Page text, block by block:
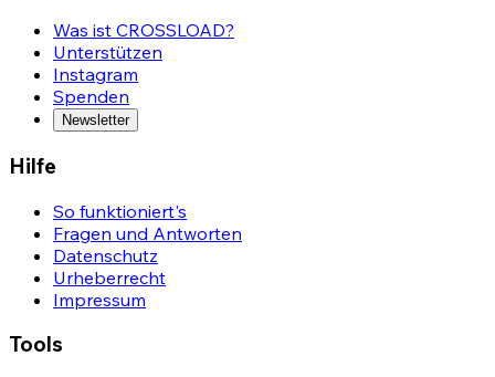
Was ist CROSSLOAD?
Unterstützen
Instagram
Spenden
Newsletter
Hilfe
So funktioniert's
Fragen und Antworten
Datenschutz
Urheberrecht
Impressum
Tools